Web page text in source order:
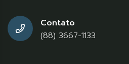
Contato
(88) 3667-1133